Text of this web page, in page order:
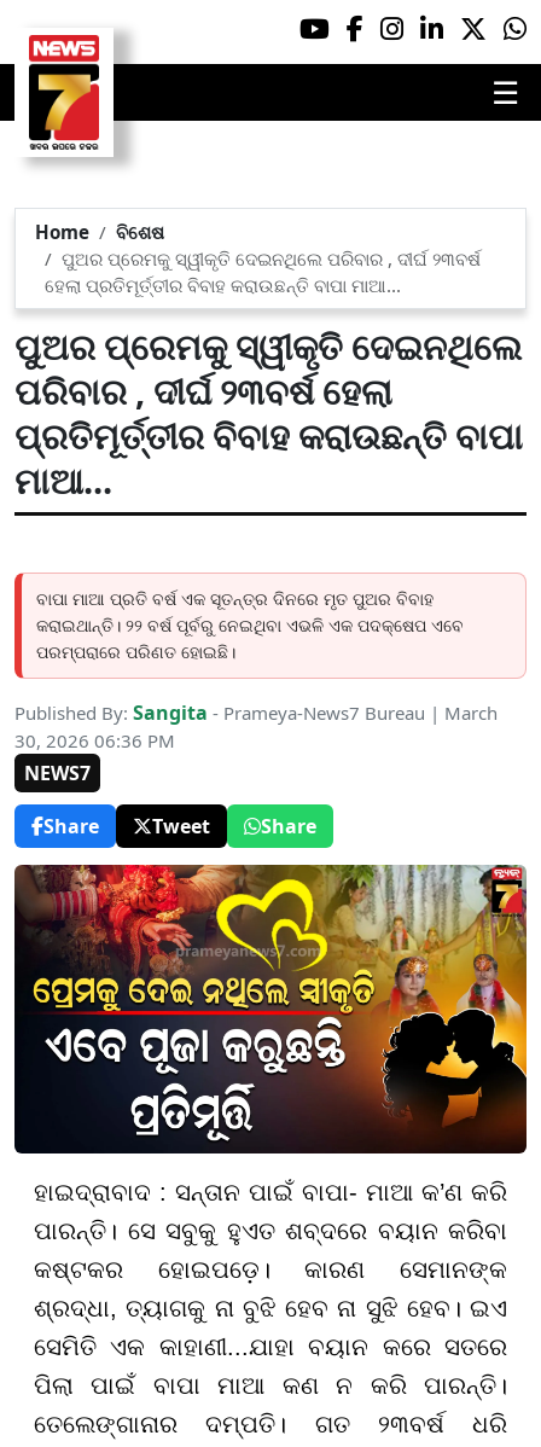
☰
Home
ବିଶେଷ
ପୁଅର ପ୍ରେମକୁ ସ୍ୱୀକୃତି ଦେଇନଥିଲେ ପରିବାର , ଦୀର୍ଘ ୨୩ବର୍ଷ
ହେଲା ପ୍ରତିମୂର୍ତ୍ତୀର ବିବାହ କରାଉଛନ୍ତି ବାପା ମାଆ...
ପୁଅର ପ୍ରେମକୁ ସ୍ୱୀକୃତି ଦେଇନଥିଲେ
ପରିବାର , ଦୀର୍ଘ ୨୩ବର୍ଷ ହେଲା
ପ୍ରତିମୂର୍ତ୍ତୀର ବିବାହ କରାଉଛନ୍ତି ବାପା
ମାଆ...
ବାପା ମାଆ ପ୍ରତି ବର୍ଷ ଏକ ସୂତନ୍ତ୍ର ଦିନରେ ମୃତ ପୁଅର ବିବାହ
କରାଇଥାନ୍ତି। ୨୨ ବର୍ଷ ପୂର୍ବରୁ ନେଇଥିବା ଏଭଳି ଏକ ପଦକ୍ଷେପ ଏବେ
ପରମ୍ପରାରେ ପରିଣତ ହୋଇଛି।
Published By: Sangita - Prameya-News7 Bureau | March
30, 2026 06:36 PM
NEWS7
Share
Tweet Share
ହାଇଦ୍ରାବାଦ : ସନ୍ତାନ ପାଇଁ ବାପା- ମାଆ କ’ଣ କରି
ପାରନ୍ତି। ସେ ସବୁକୁ ହୁଏତ ଶବ୍ଦରେ ବୟାନ କରିବା
କଷ୍ଟକର ହୋଇପଡ଼େ। କାରଣ ସେମାନଙ୍କ
ଶ୍ରଦ୍ଧା, ତ୍ୟାଗକୁ ନା ବୁଝି ହେବ ନା ସୁଝି ହେବ। ଇଏ
ସେମିତି ଏକ କାହାଣୀ...ଯାହା ବୟାନ କରେ ସତରେ
ପିଲା ପାଇଁ ବାପା ମାଆ କଣ ନ କରି ପାରନ୍ତି।
ତେଲେଙ୍ଗାନାର ଦମ୍ପତି। ଗତ ୨୩ବର୍ଷ ଧରି